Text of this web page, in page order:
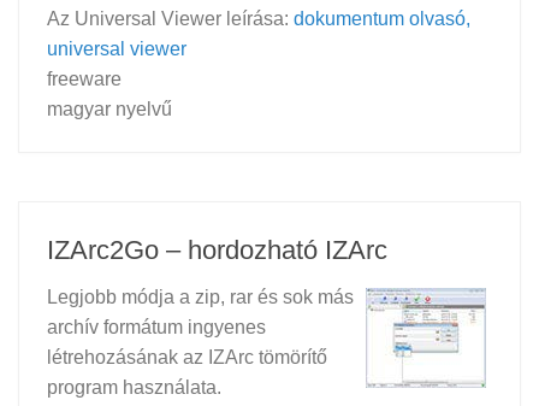
Az Universal Viewer leírása: dokumentum olvasó,
universal viewer
freeware
magyar nyelvű
IZArc2Go – hordozható IZArc
Legjobb módja a zip, rar és sok más
archív formátum ingyenes
létrehozásának az IZArc tömörítő
program használata.